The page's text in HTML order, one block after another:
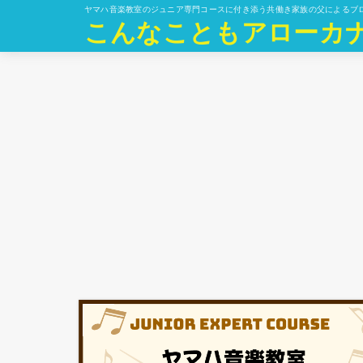
ヤマハ音楽教室のジュニア専門コースに付き添う共働き家族の父によるブ
こんなこともアローカ